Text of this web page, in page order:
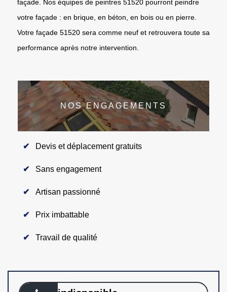
façade. Nos équipes de peintres 51520 pourront peindre
votre façade : en brique, en béton, en bois ou en pierre.
Votre façade 51520 sera comme neuf et retrouvera toute sa
performance après notre intervention.
NOS ENGAGEMENTS
Devis et déplacement gratuits
Sans engagement
Artisan passionné
Prix imbattable
Travail de qualité